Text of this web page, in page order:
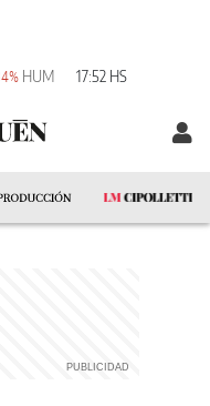
HUM 17:52 HS